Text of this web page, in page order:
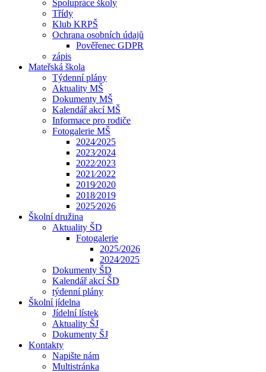
Spolupráce školy
Třídy
Klub KRPŠ
Ochrana osobních údajů
Pověřenec GDPR
zápis
Mateřská škola
Týdenní plány
Aktuality MŠ
Dokumenty MŠ
Kalendář akcí MŠ
Informace pro rodiče
Fotogalerie MŠ
2024⁄2025
2023⁄2024
2022⁄2023
2021⁄2022
2019⁄2020
2018⁄2019
2025⁄2026
Školní družina
Aktuality ŠD
Fotogalerie
2025/2026
2024⁄2025
Dokumenty ŠD
Kalendář akcí ŠD
týdenní plány
Školní jídelna
Jídelní lístek
Aktuality ŠJ
Dokumenty ŠJ
Kontakty
Napište nám
Multistránka